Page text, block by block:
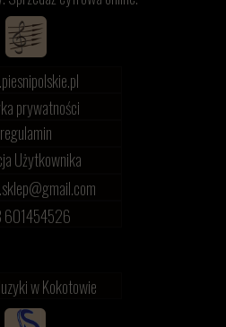
prywatności
regulamin
Użytkownika
601454526
w Kokotowie